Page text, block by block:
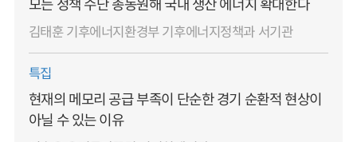
모든 정책 수단 총동원해 국내 생산 에너지 확대한다
김태훈 기후에너지환경부 기후에너지정책과 서기관
특집
현재의 메모리 공급 부족이 단순한 경기 순환적 현상이
아닐 수 있는 이유